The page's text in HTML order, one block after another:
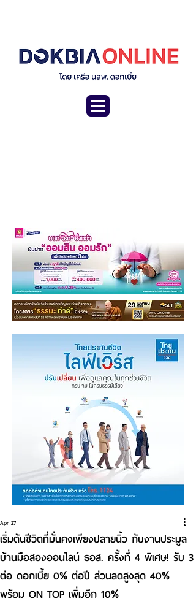
เริ่มต้นชีวิตที่มั่นคงเพียงปลายนิ้ว กับงานประมูล
บ้านมือสองออนไลน์ ธอส. ครั้งที่ 4 พิเศษ! รับ 3
ต่อ ดอกเบี้ย 0% ต่อปี ส่วนลดสูงสุด 40%
พร้อม ON TOP เพิ่มอีก 10%
Apr 27